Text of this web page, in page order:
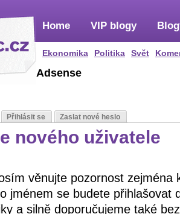
Home
Ekonomika Politika Svět
VIP blogy
Adsense
Přihlásit se Zaslat nové heslo
nového uživatele
věnujte pozornost zejména
jménem se budete přihlašovat
a silně doporučujeme také